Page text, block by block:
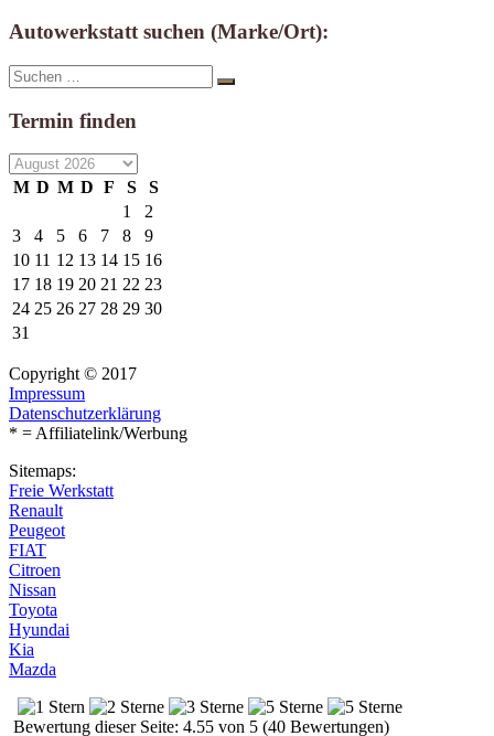
Autowerkstatt suchen (Marke/Ort):
Suche
nach:
Suchen
Termin finden
M D M D F S
S
1
2
3
4 5 6 7 8
9
10 11 12 13 14 15 16
17 18 19 20 21 22 23
24 25 26 27 28 29 30
31
Copyright © 2017
Impressum
Datenschutzerklärung
* = Affiliatelink/Werbung
Sitemaps:
Freie Werkstatt
Renault
Peugeot
FIAT
Citroen
Nissan
Toyota
Hyundai
Kia
Mazda
Bewertung dieser Seite: 4.55 von 5 (40 Bewertungen)